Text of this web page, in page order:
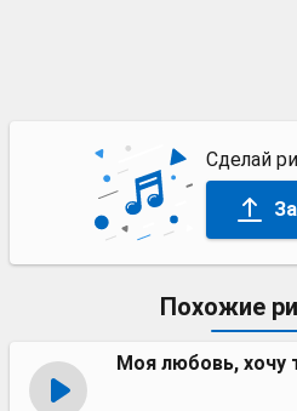
Сделай
Похожие
Моя любовь, хочу